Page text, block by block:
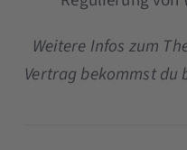
Weitere Infos zum
Vertrag bekommst du